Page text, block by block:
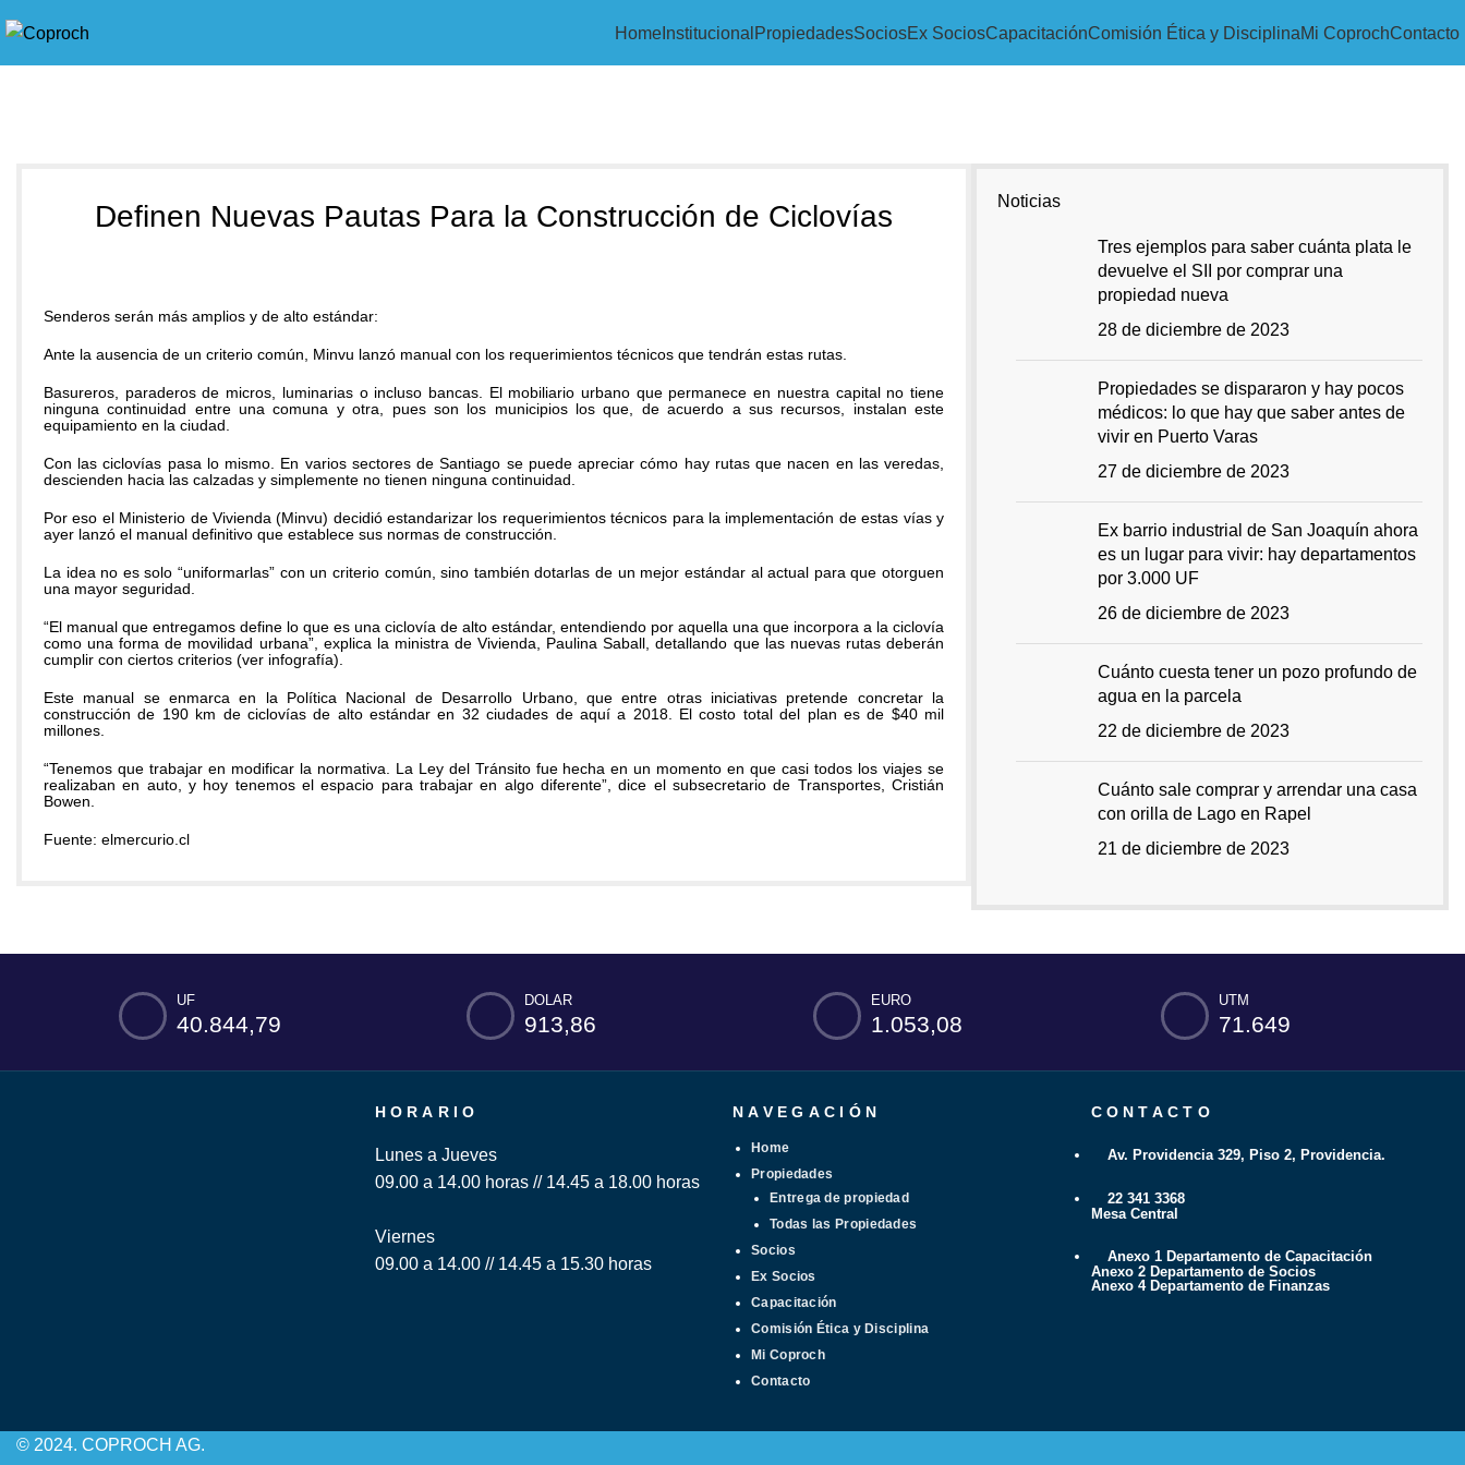
Home Institucional PropiedadesSociosEx SociosCapacitaciónComisión Ética y DisciplinaMi CoprochContacto
Definen Nuevas Pautas Para la Construcción de Ciclovías
Senderos serán más amplios y de alto estándar:
Ante la ausencia de un criterio común, Minvu lanzó manual con los requerimientos técnicos que tendrán estas rutas.
Basureros, paraderos de micros, luminarias o incluso bancas. El mobiliario urbano que permanece en nuestra capital no tiene
ninguna continuidad entre una comuna y otra, pues son los municipios los que, de acuerdo a sus recursos, instalan este
equipamiento en la ciudad.
Con las ciclovías pasa lo mismo. En varios sectores de Santiago se puede apreciar cómo hay rutas que nacen en las veredas,
descienden hacia las calzadas y simplemente no tienen ninguna continuidad.
Por eso el Ministerio de Vivienda (Minvu) decidió estandarizar los requerimientos técnicos para la implementación de estas vías y
ayer lanzó el manual definitivo que establece sus normas de construcción.
La idea no es solo “uniformarlas” con un criterio común, sino también dotarlas de un mejor estándar al actual para que otorguen
una mayor seguridad.
“El manual que entregamos define lo que es una ciclovía de alto estándar, entendiendo por aquella una que incorpora a la ciclovía
como una forma de movilidad urbana”, explica la ministra de Vivienda, Paulina Saball, detallando que las nuevas rutas deberán
cumplir con ciertos criterios (ver infografía).
Este manual se enmarca en la Política Nacional de Desarrollo Urbano, que entre otras iniciativas pretende concretar la
construcción de 190 km de ciclovías de alto estándar en 32 ciudades de aquí a 2018. El costo total del plan es de $40 mil
millones.
“Tenemos que trabajar en modificar la normativa. La Ley del Tránsito fue hecha en un momento en que casi todos los viajes se
realizaban en auto, y hoy tenemos el espacio para trabajar en algo diferente”, dice el subsecretario de Transportes, Cristián
Bowen.
Fuente: elmercurio.cl
Noticias
Tres ejemplos para saber cuánta plata le
devuelve el SII por comprar una
propiedad nueva
28 de diciembre de 2023
Propiedades se dispararon y hay pocos
médicos: lo que hay que saber antes de
vivir en Puerto Varas
27 de diciembre de 2023
Ex barrio industrial de San Joaquín ahora
es un lugar para vivir: hay departamentos
por 3.000 UF
26 de diciembre de 2023
Cuánto cuesta tener un pozo profundo de
agua en la parcela
22 de diciembre de 2023
Cuánto sale comprar y arrendar una casa
con orilla de Lago en Rapel
21 de diciembre de 2023
UF
40.844,79
DOLAR
913,86
EURO
1.053,08
UTM
71.649
HORARIO
Lunes a Jueves
09.00 a 14.00 horas // 14.45 a 18.00 horas
Viernes
09.00 a 14.00 // 14.45 a 15.30 horas
NAVEGACIÓN
Home
Propiedades
Entrega de propiedad
Todas las Propiedades
Socios
Ex Socios
Capacitación
Comisión Ética y Disciplina
Mi Coproch
Contacto
CONTACTO
Av. Providencia 329, Piso 2, Providencia.
22 341 3368
Mesa Central
Anexo 1 Departamento de Capacitación
Anexo 2 Departamento de Socios
Anexo 4 Departamento de Finanzas
© 2024. COPROCH AG.